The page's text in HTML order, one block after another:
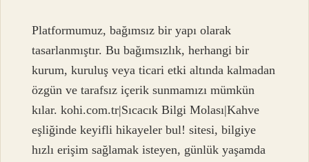
Platformumuz, bağımsız bir yapı olarak
tasarlanmıştır. Bu bağımsızlık, herhangi bir
kurum, kuruluş veya ticari etki altında kalmadan
özgün ve tarafsız içerik sunmamızı mümkün
kılar. kohi.com.tr|Sıcacık Bilgi Molası|Kahve
eşliğinde keyifli hikayeler bul! sitesi, bilgiye
hızlı erişim sağlamak isteyen, günlük yaşamda